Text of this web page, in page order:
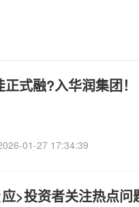
式融?入华润集团！
01-27 17:34:39
>投资者关注热点问